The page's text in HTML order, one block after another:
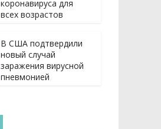
коронавируса для
всех возрастов
В США подтвердили
новый случай
заражения вирусной
пневмонией